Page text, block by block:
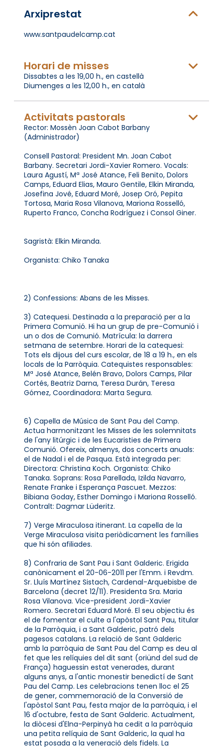
Arxiprestat
www.santpaudelcamp.cat
Horari de misses
Dissabtes a les 19,00 h., en castellà
Diumenges a les 12,00 h., en català
Activitats pastorals
Rector: Mossèn Joan Cabot Barbany
(Administrador)
Consell Pastoral: President Mn. Joan Cabot
Barbany. Secretari Jordi-Xavier Romero. Vocals:
Laura Agustí, Mª José Atance, Feli Benito, Dolors
Camps, Eduard Elias, Mauro Gentile, Elkin Miranda,
Josefina Jové, Eduard Moré, Josep Oró, Pepita
Tortosa, Maria Rosa Vilanova, Mariona Rosselló,
Ruperto Franco, Concha Rodríguez i Consol Giner.
Sagristà: Elkin Miranda.
Organista: Chiko Tanaka
2) Confessions: Abans de les Misses.
3) Catequesi. Destinada a la preparació per a la
Primera Comunió. Hi ha un grup de pre-Comunió i
un o dos de Comunió. Matrícula: la darrera
setmana de setembre. Horari de la catequesi:
Tots els dijous del curs escolar, de 18 a 19 h., en els
locals de la Parròquia. Catequistes responsables:
Mª José Atance, Belén Bravo, Dolors Camps, Pilar
Cortés, Beatriz Darna, Teresa Durán, Teresa
Gómez, Coordinadora: Marta Segura.
6) Capella de Música de Sant Pau del Camp.
Actua harmonitzant les Misses de les solemnitats
de l'any litúrgic i de les Eucaristies de Primera
Comunió. Ofereix, almenys, dos concerts anuals:
el de Nadal i el de Pasqua. Està integrada per:
Directora: Christina Koch. Organista: Chiko
Tanaka. Soprans: Rosa Parellada, Izilda Navarro,
Renate Franke i Esperança Pascuet. Mezzos:
Bibiana Goday, Esther Domingo i Mariona Rosselló.
Contralt: Dagmar Lüderitz.
7) Verge Miraculosa itinerant. La capella de la
Verge Miraculosa visita periòdicament les famílies
que hi són afiliades.
8) Confraria de Sant Pau i Sant Galderic. Erigida
canònicament el 20-06-2011 per l'Emm. i Revdm.
Sr. Lluís Martínez Sistach, Cardenal-Arquebisbe de
Barcelona (decret 12/11). Presidenta Sra. Maria
Rosa Vilanova. Vice-president Jordi-Xavier
Romero. Secretari Eduard Moré. El seu objectiu és
el de fomentar el culte a l'apòstol Sant Pau, titular
de la Parròquia, i a Sant Galderic, patró dels
pagesos catalans. La relació de Sant Galderic
amb la parròquia de Sant Pau del Camp es deu al
fet que les relíquies del dit sant (oriünd del sud de
França) haguessin estat venerades, durant
alguns anys, a l'antic monestir benedictí de Sant
Pau del Camp. Les celebracions tenen lloc el 25
de gener, commemoració de la Conversió de
l'apòstol Sant Pau, festa major de la parròquia, i el
16 d'octubre, festa de Sant Galderic. Actualment,
la diòcesi d'Elna-Perpinyà ha cedit a la parròquia
una petita relíquia de Sant Galderic, la qual ha
estat posada a la veneració dels fidels. La